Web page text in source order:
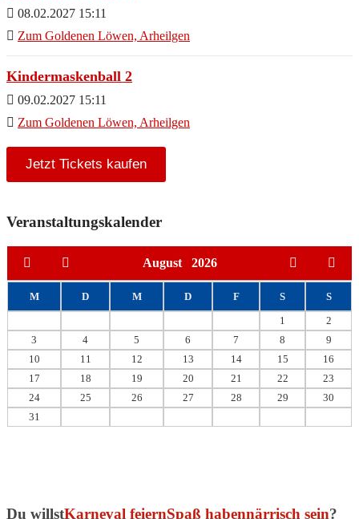
08.02.2027 15:11
Zum Goldenen Löwen, Arheilgen
Kindermaskenball 2
09.02.2027 15:11
Zum Goldenen Löwen, Arheilgen
Jetzt Tickets kaufen
Veranstaltungskalender
August 2026
M D M D F S
S
1
2
3
4 5 6 7 8
9
10
11 12 13 14 15
16
17
18 19 20 21 22
23
24
25 26 27 28 29
30
31
Du willstKarneval feiernSpaß habennärrisch sein?